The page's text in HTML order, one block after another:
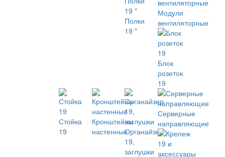
Полки
19 "
Модули
вентиляторные
Блок
розеток
19
Стойка
19
Кронштейны
настенныеОрганайзер
19,
заглушки
Серверные
направляющие